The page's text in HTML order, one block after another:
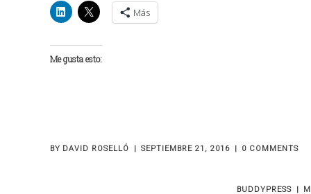
Más
Me gusta esto:
BY DAVID ROSELLÓ SEPTIEMBRE 21, 2016 0 COMMENTS
BUDDYPRESS